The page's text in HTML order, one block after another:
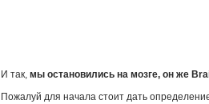
И так, мы остановились на мозге, он же
Пожалуй для начала стоит дать